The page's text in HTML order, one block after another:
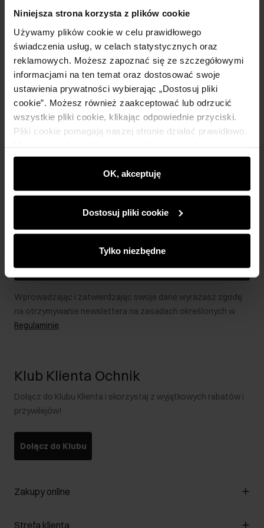
Niniejsza strona korzysta z plików cookie
Używamy plików cookie w celu prawidłowego
świadczenia usług, w celach statystycznych oraz
reklamowych. Możesz zapoznać się ze szczegółowymi
informacjami na ten temat oraz dostosować swoje
ustawienia prywatności wybierając „Dostosuj pliki
cookie”. Możesz również zaakceptować lub odrzucić
wszystkie pliki cookie, klikając odpowiednie przyciski.
Pliki cookie pomagają naszej stronie działać prawidłowo.
wyświetlać im dopasowane do ich preferencji treści,
rekomendacje oraz komunikaty reklamowe informujące o
najnowszych promocjach w e-sklepie. Informacje o tym,
partnerom społecznościowym, reklamowym i
analitycznym. Partnerzy mogą połączyć te informacje z
podczas korzystania z ich usług.
OK, akceptuję
Dostosuj pliki cookie
Tylko niezbędne
Szczegóły
Skład i wymiary
Opinie
Bądź na bieżąco z nowościami i promocjami!
Zapisz się
Wprowadzając i zatwierdzając swoje dane wyrażasz zgodę
na otrzymywanie newslettera na zasadach określonych w
Regulaminie.
Klub Klienta Ochnik
Dołącz do Klubu Klienta i skorzystaj z wyjątkowych rabatów i
przywilejów!
Dołącz do Klubu
Zakupy online
Zarządzaj cookies
Strefa klienta